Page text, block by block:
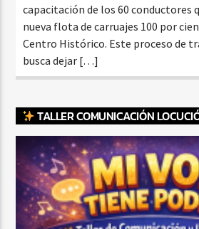
capacitación de los 60 conductores
nueva flota de carruajes 100 por
Centro Histórico. Este proceso de
busca dejar […]
TALLER COMUNICACIÓN